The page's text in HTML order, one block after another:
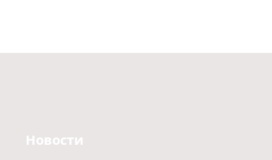
Новости